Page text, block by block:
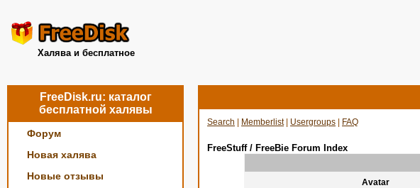
Халява и бесплатное
FreeDisk.ru: каталог
бесплатной халявы
Форум
Новая халява
Новые отзывы
Search Memberlist| Usergroups FAQ
FreeStuff / FreeBie Forum Index
Avatar